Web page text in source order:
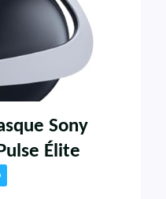
Sony
Élite